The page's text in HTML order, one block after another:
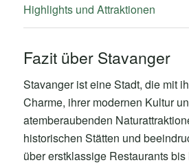
Highlights und Attraktionen
Fazit über Stavanger
Stavanger ist eine Stadt, die mit
Charme, ihrer modernen Kultur
atemberaubenden
historischen Stätten und
über erstklassige Restaurants bis